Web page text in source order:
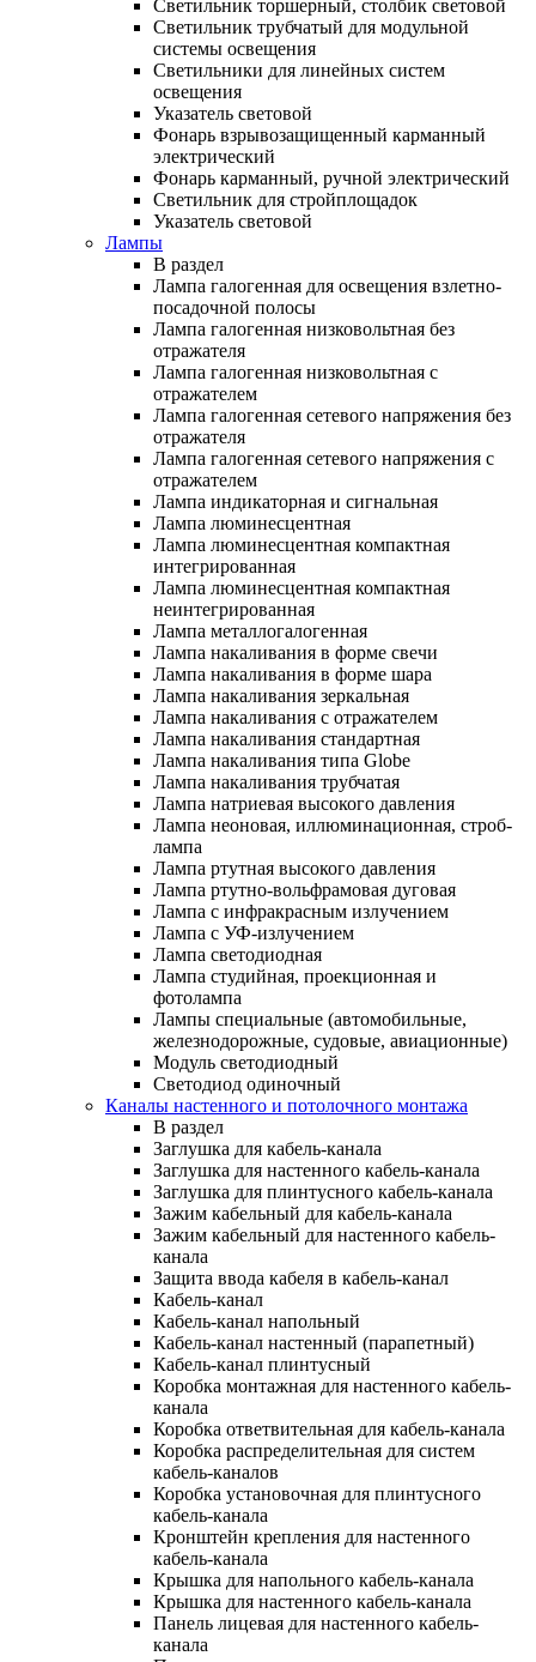
Светильник торшерный, столбик световой
Светильник трубчатый для модульной
системы освещения
Светильники для линейных систем
освещения
Указатель световой
Фонарь взрывозащищенный карманный
электрический
Фонарь карманный, ручной электрический
Светильник для стройплощадок
Указатель световой
Лампы
В раздел
Лампа галогенная для освещения взлетно-
посадочной полосы
Лампа галогенная низковольтная без
отражателя
Лампа галогенная низковольтная с
отражателем
Лампа галогенная сетевого напряжения без
отражателя
Лампа галогенная сетевого напряжения с
отражателем
Лампа индикаторная и сигнальная
Лампа люминесцентная
Лампа люминесцентная компактная
интегрированная
Лампа люминесцентная компактная
неинтегрированная
Лампа металлогалогенная
Лампа накаливания в форме свечи
Лампа накаливания в форме шара
Лампа накаливания зеркальная
Лампа накаливания с отражателем
Лампа накаливания стандартная
Лампа накаливания типа Globe
Лампа накаливания трубчатая
Лампа натриевая высокого давления
Лампа неоновая, иллюминационная, строб-
лампа
Лампа ртутная высокого давления
Лампа ртутно-вольфрамовая дуговая
Лампа с инфракрасным излучением
Лампа с УФ-излучением
Лампа светодиодная
Лампа студийная, проекционная и
фотолампа
Лампы специальные (автомобильные,
железнодорожные, судовые, авиационные)
Модуль светодиодный
Светодиод одиночный
Каналы настенного и потолочного монтажа
В раздел
Заглушка для кабель-канала
Заглушка для настенного кабель-канала
Заглушка для плинтусного кабель-канала
Зажим кабельный для кабель-канала
Зажим кабельный для настенного кабель-
канала
Защита ввода кабеля в кабель-канал
Кабель-канал
Кабель-канал напольный
Кабель-канал настенный (парапетный)
Кабель-канал плинтусный
Коробка монтажная для настенного кабель-
канала
Коробка ответвительная для кабель-канала
Коробка распределительная для систем
кабель-каналов
Коробка установочная для плинтусного
кабель-канала
Кронштейн крепления для настенного
кабель-канала
Крышка для напольного кабель-канала
Крышка для настенного кабель-канала
Панель лицевая для настенного кабель-
канала